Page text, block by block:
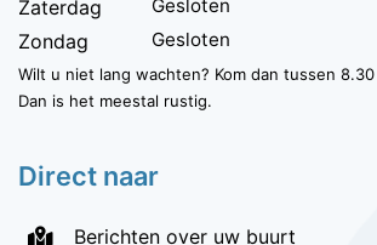
Zaterdag Gesloten
Zondag Gesloten
Wilt u niet lang wachten? Kom dan tussen
Dan is het meestal rustig.
Direct naar
Berichten over uw buurt